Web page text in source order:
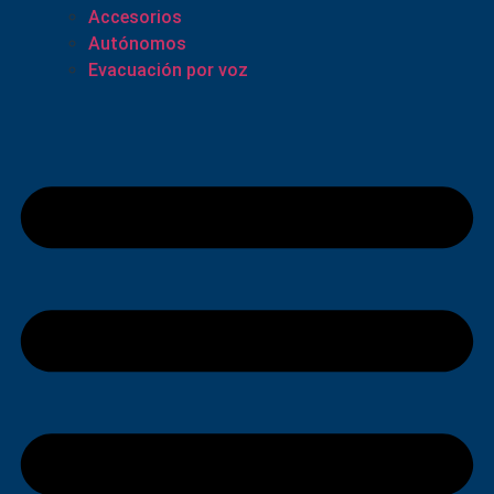
Accesorios
Autónomos
Evacuación por voz